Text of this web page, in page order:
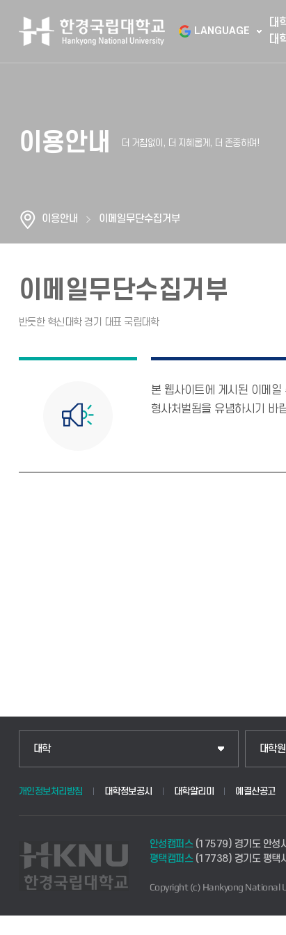
LANGUAGE
대
대
이용안내
이용안내 이메일무단수집거부
이메일무단수집거부
본 웹사이트에 게시된 이메
형사처벌됨을 유념하시기 바
대학 대학원
개인정보처리방침 대학정보공시 대학알리미 예결산공고
안성캠퍼스(17579) 경기도 안성
평택캠퍼스(17738) 경기도 평택
Copyright (c) Hankyong National